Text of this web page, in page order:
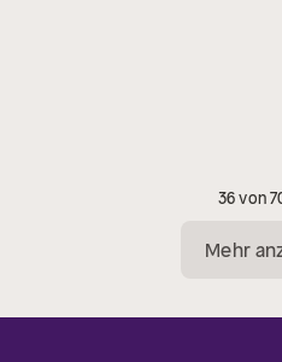
36 von
Mehr